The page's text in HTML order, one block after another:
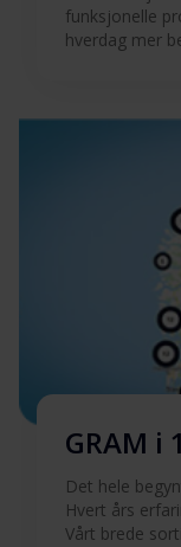
funksjonelle
hverdag mer
GRAM i
Det hele
Hvert års
Vårt brede